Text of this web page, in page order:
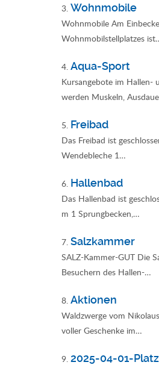
3. Wohnmobile
Wohnmobile Am
Wohnmobilstellplatzes
4. Aqua-Sport
Kursangebote im Hallen-
werden Muskeln,
5. Freibad
Das Freibad ist
Wendebleche 1…
6. Hallenbad
Das Hallenbad ist
m 1 Sprungbecken,…
7. Salzkammer
SALZ-Kammer-GUT Die
Besuchern des Hallen-…
8. Aktionen
Waldzwerge vom
voller Geschenke im…
9. 2025-04-01-